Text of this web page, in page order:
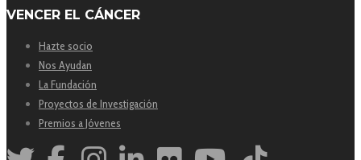
VENCER EL CÁNCER
Hazte socio
Nos Ayudan
La Fundación
Proyectos de Investigación
Premios a Jóvenes